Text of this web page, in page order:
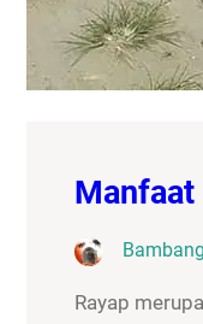
Manfaat
Rayap